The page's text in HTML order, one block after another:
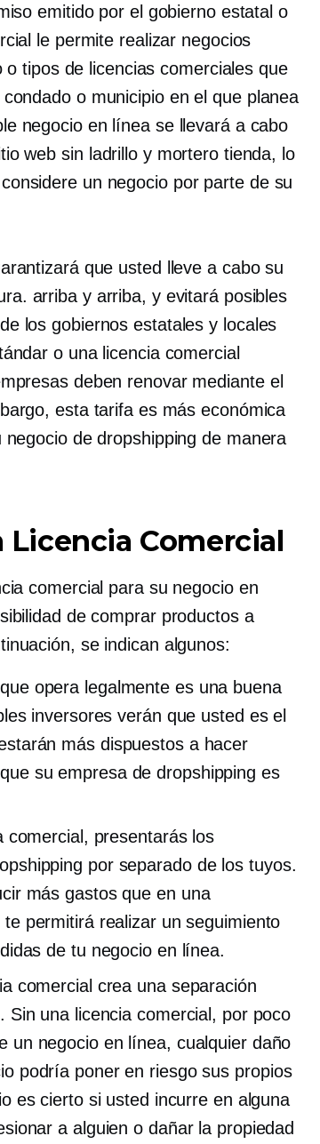
emitido por el gobierno estatal o
le permite realizar negocios
tipos de licencias comerciales que
o municipio en el que planea
negocio en línea se llevará a cabo
web sin ladrillo y morterotienda, lo
un negocio por parte de su
que usted lleve a cabo su
arriba y arriba, y evitará posibles
los gobiernos estatales y locales
o una licencia comercial
deben renovar mediante el
esta tarifa es más económica
de dropshipping de manera
Comercial
comercial para su negocio en
de comprar productos a
se indican algunos:
opera legalmente es una buena
inversores verán que usted es el
más dispuestos a hacer
su empresa de dropshipping es
comercial, presentarás los
por separado de los tuyos.
más gastos que en una
permitirá realizar un seguimiento
de tu negocio en línea.
comercial crea una separación
una licencia comercial, por poco
un negocio en línea, cualquier daño
podría poner en riesgo sus propios
es cierto si usted incurre en alguna
a alguien o dañar la propiedad